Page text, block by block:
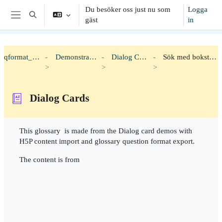
Gå direkt till huvudinnehåll
Sidopanel
Växla sökinmatning
Du besöker oss just nu som
gäst
Logga
in
qformat_h5p Demonstration Dialog Cards Sök med bokstäver
Dialog Cards
This glossary is made from the Dialog card demos with
H5P content import and glossary question format export.
The content is from